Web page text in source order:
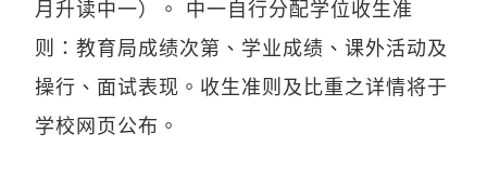
月升读中一）。 中一自行分配学位收生准
则：教育局成绩次第、学业成绩、课外活动及
操行、面试表现。收生准则及比重之详情将于
学校网页公布。